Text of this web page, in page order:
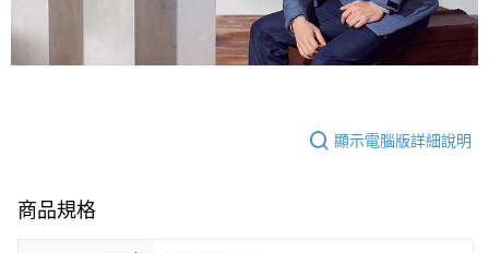
顯示電腦版詳細說明
商品規格